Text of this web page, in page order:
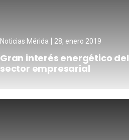
Noticias Mérida 28, enero 2019
Gran interés energético del
sector empresarial